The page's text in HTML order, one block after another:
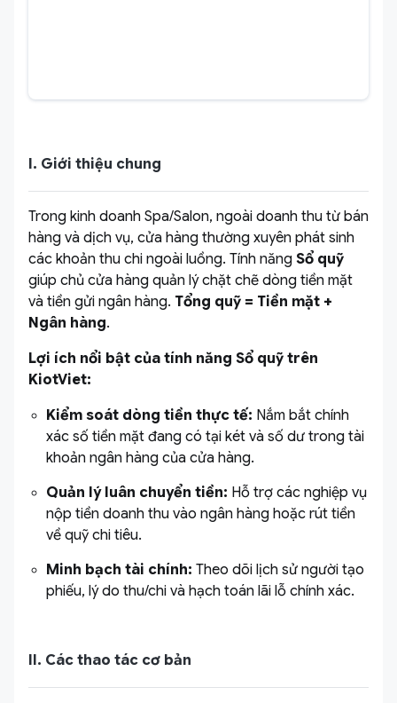
I. Giới thiệu chung
Trong kinh doanh Spa/Salon, ngoài doanh thu từ bán
hàng và dịch vụ, cửa hàng thường xuyên phát sinh
các khoản thu chi ngoài luồng. Tính năng Sổ quỹ
giúp chủ cửa hàng quản lý chặt chẽ dòng tiền mặt
và tiền gửi ngân hàng. Tổng quỹ = Tiền mặt +
Ngân hàng.
Lợi ích nổi bật của tính năng Sổ quỹ trên
KiotViet:
Kiểm soát dòng tiền thực tế: Nắm bắt chính
xác số tiền mặt đang có tại két và số dư trong tài
khoản ngân hàng của cửa hàng.
Quản lý luân chuyển tiền: Hỗ trợ các nghiệp vụ
nộp tiền doanh thu vào ngân hàng hoặc rút tiền
về quỹ chi tiêu.
Minh bạch tài chính: Theo dõi lịch sử người tạo
phiếu, lý do thu/chi và hạch toán lãi lỗ chính xác.
II. Các thao tác cơ bản